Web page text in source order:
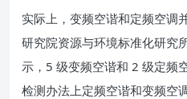
实际上，变频空谐和定频空调
研究院资源与环境标准化研究
示，5 级变频空谐和 2 级定频
检测办法上定频空谐和变频空